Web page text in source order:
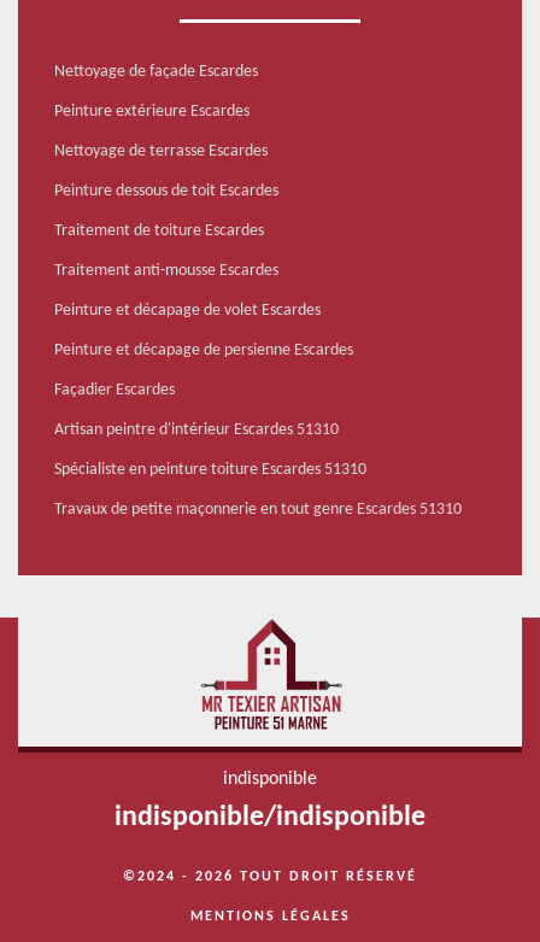
Nettoyage de façade Escardes
Peinture extérieure Escardes
Nettoyage de terrasse Escardes
Peinture dessous de toit Escardes
Traitement de toiture Escardes
Traitement anti-mousse Escardes
Peinture et décapage de volet Escardes
Peinture et décapage de persienne Escardes
Façadier Escardes
Artisan peintre d'intérieur Escardes 51310
Spécialiste en peinture toiture Escardes 51310
Travaux de petite maçonnerie en tout genre Escardes 51310
indisponible
indisponible/indisponible
©2024 - 2026 TOUT DROIT RÉSERVÉ
MENTIONS LÉGALES